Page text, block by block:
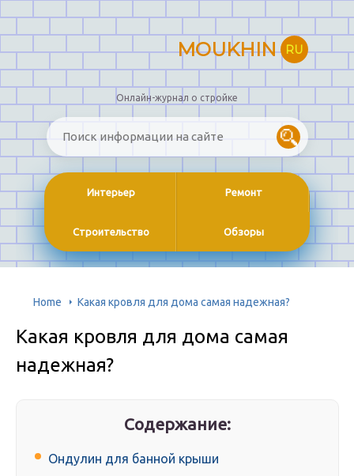
MOUKHIN RU
Онлайн-журнал о стройке
Интерьер Ремонт
Строительство Обзоры
Home Какая кровля для дома самая надежная?
Какая кровля для дома самая
надежная?
Содержание:
Ондулин для банной крыши